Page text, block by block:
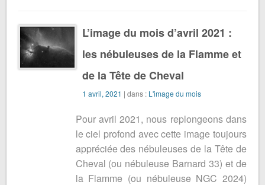
L’image du mois d’avril 2021 :
les nébuleuses de la Flamme et
de la Tête de Cheval
1 avril, 2021 | dans : L'image du mois
Pour avril 2021, nous replongeons dans
le ciel profond avec cette image toujours
appréciée des nébuleuses de la Tête de
Cheval (ou nébuleuse Barnard 33) et de
la Flamme (ou nébuleuse NGC 2024)